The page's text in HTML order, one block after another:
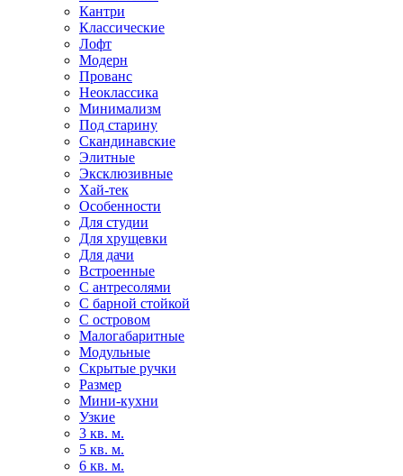
Кантри
Классические
Лофт
Модерн
Прованс
Неоклассика
Минимализм
Под старину
Скандинавские
Элитные
Эксклюзивные
Хай-тек
Особенности
Для студии
Для хрущевки
Для дачи
Встроенные
С антресолями
С барной стойкой
С островом
Малогабаритные
Модульные
Скрытые ручки
Размер
Мини-кухни
Узкие
3 кв. м.
5 кв. м.
6 кв. м.